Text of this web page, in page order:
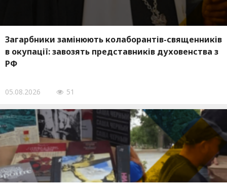
Загарбники замінюють колаборантів-священників
в окупації: завозять представників духовенства з
РФ
05.08.2026 51